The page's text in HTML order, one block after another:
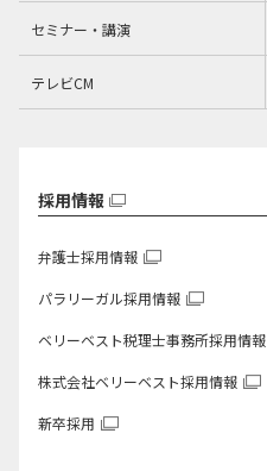
セミナー・講演
テレビCM
採用情報
弁護士採用情報
パラリーガル採用情報
ベリーベスト税理士事務所採用情報
株式会社ベリーベスト採用情報
新卒採用